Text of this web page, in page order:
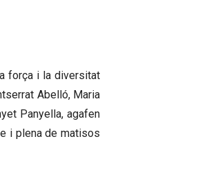
força i la diversitat
Abelló, Maria
Panyella, agafen
i plena de matisos